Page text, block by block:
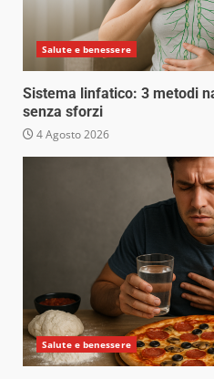
Salute e benessere
Sistema linfatico: 3 metodi
senza sforzi
4 Agosto 2026
Salute e benessere